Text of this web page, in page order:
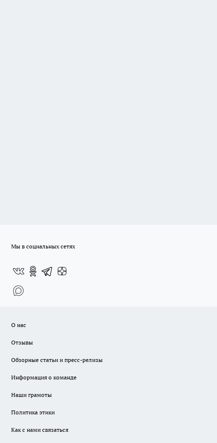
Мы в социальных сетях
О нас
Отзывы
Обзорные статьи и пресс-релизы
Информация о команде
Наши грамоты
Политика этики
Как с нами связаться